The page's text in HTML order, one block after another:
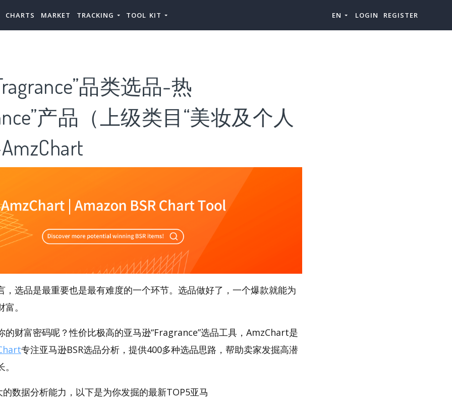
CHARTS MARKET TRACKING TOOL KIT EN LOGIN REGISTER
品类选品-热
产品（上级类目“美妆及个人
，选品是最重要也是最有难度的一个环节。选品做好了，一个爆款就能为
。
的财富密码呢？性价比极高的亚马逊“Fragrance”选品工具，AmzChart是
专注亚马逊BSR选品分析，提供400多种选品思路，帮助卖家发掘高潜
数据分析能力，以下是为你发掘的最新TOP5亚马